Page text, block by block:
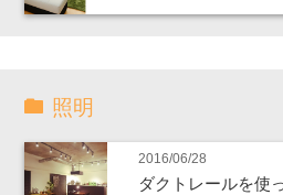
照明
2016/06/28
ダクトレールを使